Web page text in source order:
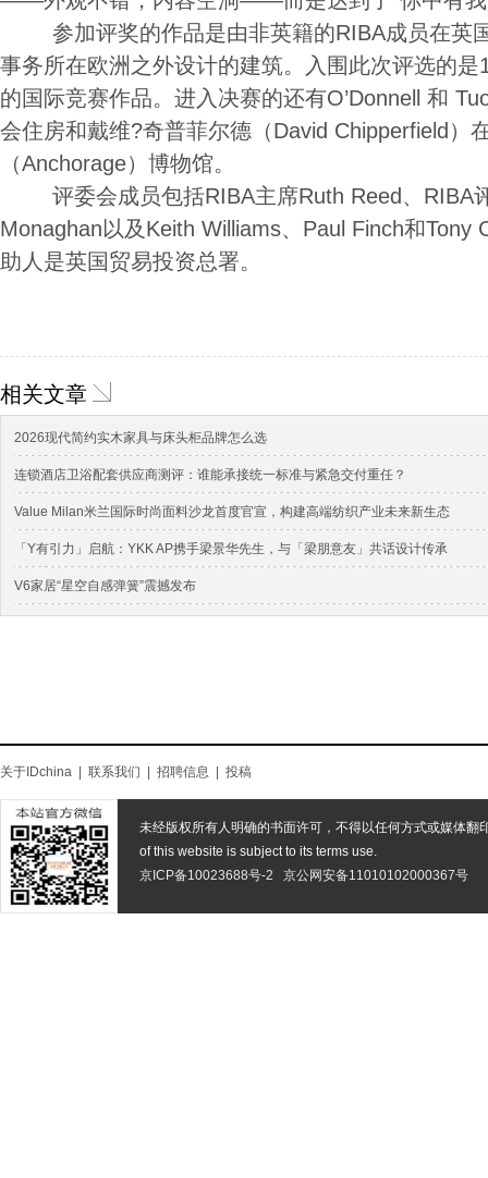
参加评奖的作品是由非英籍的RIBA成员在英
事务所在欧洲之外设计的建筑。入围此次评选的
的国际竞赛作品。进入决赛的还有O’Donnell 和
会住房和戴维?奇普菲尔德（David Chipperfield）
（Anchorage）博物馆。
评委会成员包括RIBA主席Ruth Reed、RIBA
Monaghan以及Keith Williams、Paul Finch和Tony
助人是英国贸易投资总署。
相关文章
2026现代简约实木家具与床头柜品牌怎么选
连锁酒店卫浴配套供应商测评：谁能承接统一标准与紧急交付重任？
Value Milan米兰国际时尚面料沙龙首度官宣，构建高端纺织产业未来新生态
「Y有引力」启航：YKK AP携手梁景华先生，与「梁朋意友」共话设计传承
V6家居“星空自感弹簧”震撼发布
关于IDchina 联系我们 招聘信息 投稿
未经版权所有人明确的书面许可，不得以任何方式或媒体翻
of this website is subject to its terms use.
京ICP备10023688号-2
京公网安备11010102000367号